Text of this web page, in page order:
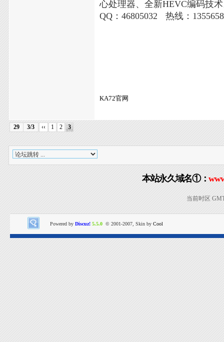
心处理器、全新HEVC编码技
QQ：46805032
热线：
KA72官网
29 3/3 ‹‹ 1 2 3
本站永久域名①：
当前时区
Powered by Discuz! 5.5.0 © 2001-2007, Skin by Cool